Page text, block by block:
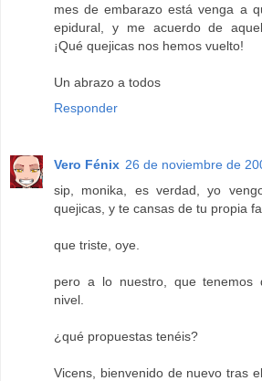
mes de embarazo está venga a
epidural, y me acuerdo de
¡Qué quejicas nos hemos vuelto!
Un abrazo a todos
Responder
Vero Fénix 26 de noviembre de
sip, monika, es verdad, yo
quejicas, y te cansas de tu propia
que triste, oye.
pero a lo nuestro, que tenemos
nivel.
¿qué propuestas tenéis?
Vicens, bienvenido de nuevo tras